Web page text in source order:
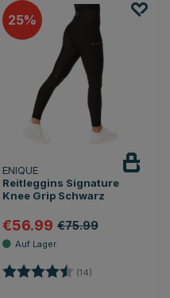
25
ENIQUE
Reitleggins Signature
Knee Grip Schwarz
€56.99 €75.99
Bewertung: (14)